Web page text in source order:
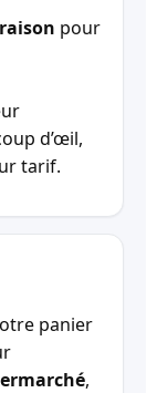
pour
d’œil,
tarif.
panier
,